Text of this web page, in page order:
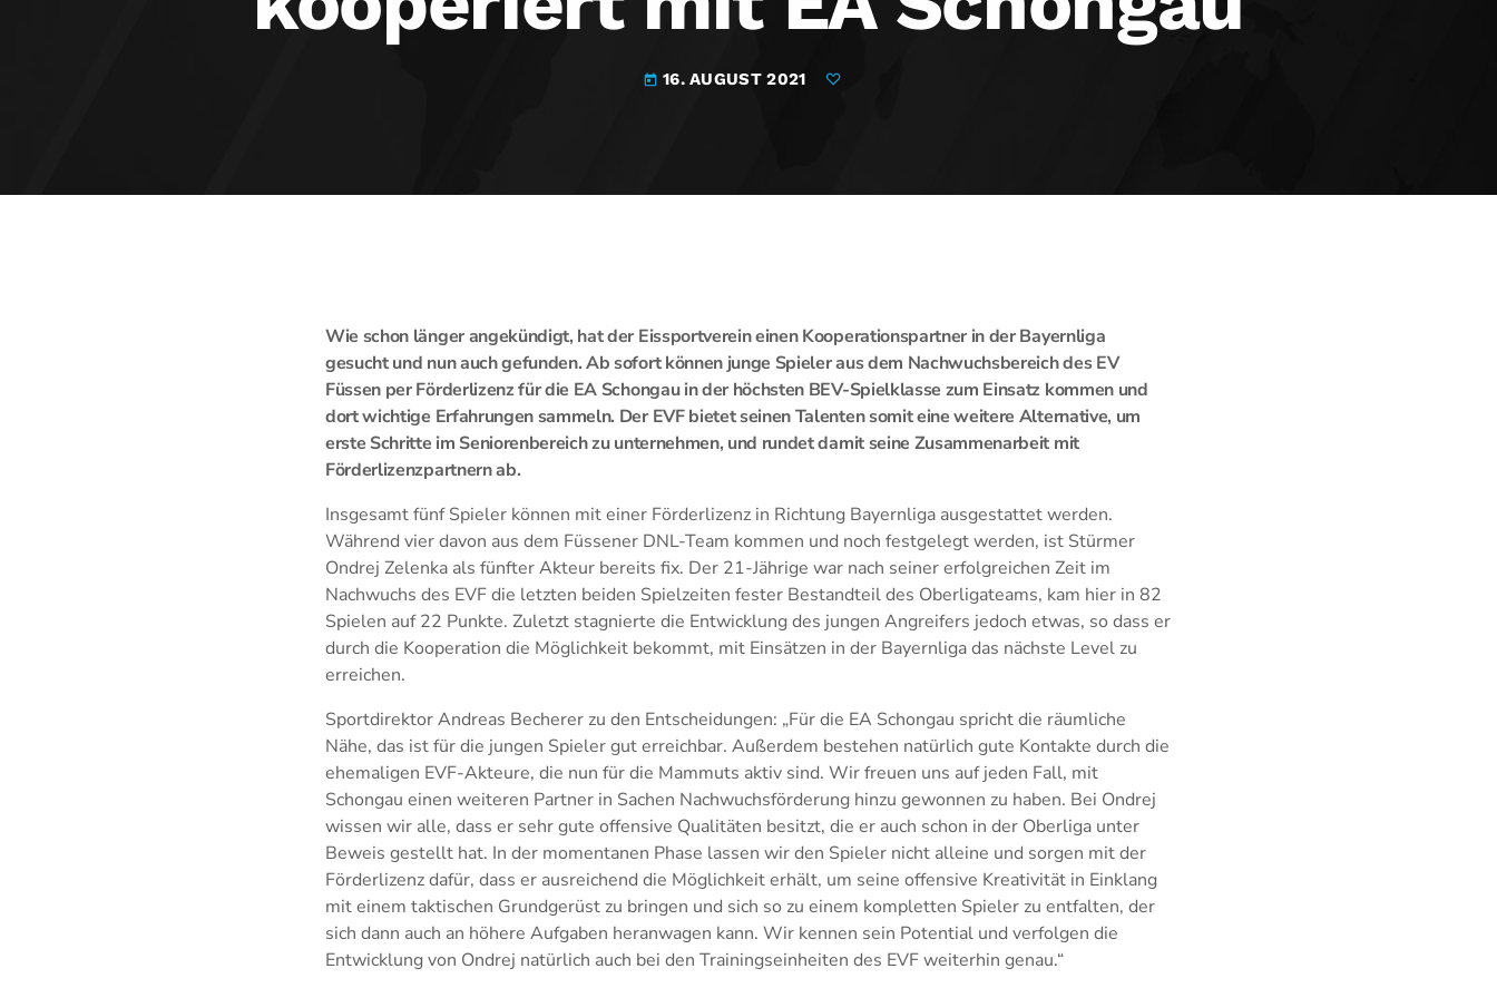
today 16. AUGUST 2021
Wie schon länger angekündigt, hat der Eissportverein einen Kooperationspartner in der Bayernliga
gesucht und nun auch gefunden. Ab sofort können junge Spieler aus dem Nachwuchsbereich des EV
Füssen per Förderlizenz für die EA Schongau in der höchsten BEV-Spielklasse zum Einsatz kommen und
dort wichtige Erfahrungen sammeln. Der EVF bietet seinen Talenten somit eine weitere Alternative, um
erste Schritte im Seniorenbereich zu unternehmen, und rundet damit seine Zusammenarbeit mit
Förderlizenzpartnern ab.
Insgesamt fünf Spieler können mit einer Förderlizenz in Richtung Bayernliga ausgestattet werden.
Während vier davon aus dem Füssener DNL-Team kommen und noch festgelegt werden, ist Stürmer
Ondrej Zelenka als fünfter Akteur bereits fix. Der 21-Jährige war nach seiner erfolgreichen Zeit im
Nachwuchs des EVF die letzten beiden Spielzeiten fester Bestandteil des Oberligateams, kam hier in 82
Spielen auf 22 Punkte. Zuletzt stagnierte die Entwicklung des jungen Angreifers jedoch etwas, so dass er
durch die Kooperation die Möglichkeit bekommt, mit Einsätzen in der Bayernliga das nächste Level zu
erreichen.
Sportdirektor Andreas Becherer zu den Entscheidungen: „Für die EA Schongau spricht die räumliche
Nähe, das ist für die jungen Spieler gut erreichbar. Außerdem bestehen natürlich gute Kontakte durch die
ehemaligen EVF-Akteure, die nun für die Mammuts aktiv sind. Wir freuen uns auf jeden Fall, mit
Schongau einen weiteren Partner in Sachen Nachwuchsförderung hinzu gewonnen zu haben. Bei Ondrej
wissen wir alle, dass er sehr gute offensive Qualitäten besitzt, die er auch schon in der Oberliga unter
Beweis gestellt hat. In der momentanen Phase lassen wir den Spieler nicht alleine und sorgen mit der
Förderlizenz dafür, dass er ausreichend die Möglichkeit erhält, um seine offensive Kreativität in Einklang
mit einem taktischen Grundgerüst zu bringen und sich so zu einem kompletten Spieler zu entfalten, der
sich dann auch an höhere Aufgaben heranwagen kann. Wir kennen sein Potential und verfolgen die
Entwicklung von Ondrej natürlich auch bei den Trainingseinheiten des EVF weiterhin genau.“